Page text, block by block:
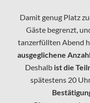
Damit genug Platz
Gäste begrenzt,
tanzerfüllten Abend
ausgeglichene
Deshalb ist die
spätestens 20